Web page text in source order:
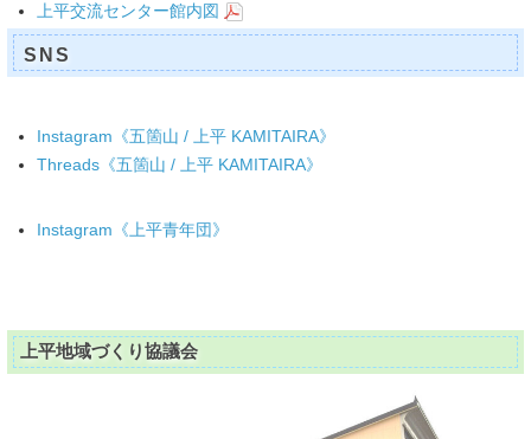
上平交流センター館内図
SNS
Instagram《五箇山 / 上平 KAMITAIRA》
Threads《五箇山 / 上平 KAMITAIRA》
Instagram《上平青年団》
上平地域づくり協議会